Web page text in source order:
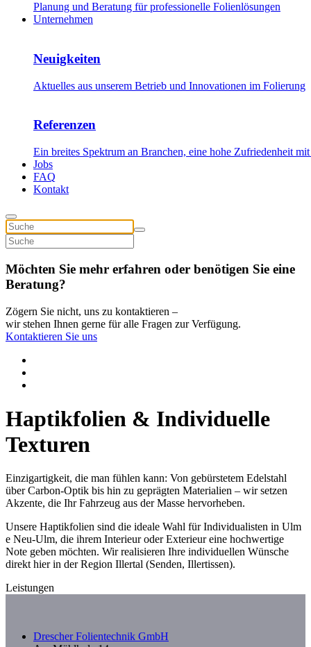
Planung und Beratung für professionelle Folienlösungen
Unternehmen
Neuigkeiten
Aktuelles aus unserem Betrieb und Innovationen im Folierung
Referenzen
Ein breites Spektrum an Branchen, eine hohe Zufriedenheit
Jobs
FAQ
Kontakt
Möchten Sie mehr erfahren oder benötigen Sie eine
Beratung?
Zögern Sie nicht, uns zu kontaktieren –
wir stehen Ihnen gerne für alle Fragen zur Verfügung.
Kontaktieren Sie uns
Haptikfolien & Individuelle
Texturen
Einzigartigkeit, die man fühlen kann: Von gebürstetem Edelstahl
über Carbon-Optik bis hin zu geprägten Materialien – wir setzen
Akzente, die Ihr Fahrzeug aus der Masse hervorheben.
Unsere Haptikfolien sind die ideale Wahl für Individualisten in Ulm
e Neu-Ulm, die ihrem Interieur oder Exterieur eine hochwertige
Note geben möchten. Wir realisieren Ihre individuellen Wünsche
direkt hier in der Region Illertal (Senden, Illertissen).
Leistungen
Drescher Folientechnik GmbH